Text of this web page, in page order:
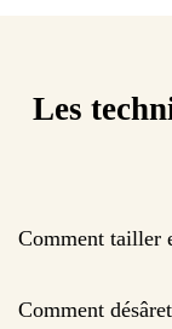
Les
Comment tailler
Comment